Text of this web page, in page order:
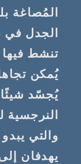
المُصاغة
الجدل في
تنشط فيها
يُمكن
يُجسّد
النرجسية
والتي
يهدفان